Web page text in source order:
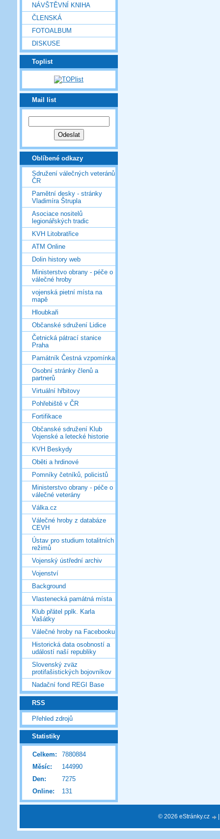
NÁVŠTĚVNÍ KNIHA
ČLENSKÁ
FOTOALBUM
DISKUSE
Toplist
Mail list
Oblíbené odkazy
Sdružení válečných veteránů
ČR
Pamětní desky - stránky
Vladimíra Štrupla
Asociace nositelů
legionářských tradic
KVH Litobratřice
ATM Online
Dolin history web
Ministerstvo obrany - péče o
válečné hroby
vojenská pietní místa na
mapě
Hloubkaři
Občanské sdružení Lidice
Četnická pátrací stanice
Praha
Památník Čestná vzpomínka
Osobní stránky členů a
partnerů
Virtuální hřbitovy
Pohřebiště v ČR
Fortifikace
Občanské sdružení Klub
Vojenské a letecké historie
KVH Beskydy
Oběti a hrdinové
Pomníky četníků, policistů
Ministerstvo obrany - péče o
válečné veterány
Válka.cz
Válečné hroby z databáze
CEVH
Ústav pro studium totalitních
režimů
Vojenský ústřední archiv
Vojenství
Background
Vlastenecká památná místa
Klub přátel pplk. Karla
Vašátky
Válečné hroby na Facebooku
Historická data osobností a
událostí naší republiky
Slovenský zväz
protifašistických bojovníkov
Nadační fond REGI Base
RSS
Přehled zdrojů
Statistiky
Online: 131
Celkem:
7880884
Měsíc:
144990
Den:
7275
© 2026 eStránky.cz